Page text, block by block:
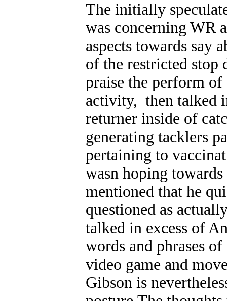
The initially
was concerning WR
aspects towards say
of the restricted
praise the perform of
activity, then talked
returner inside of
generating tacklers
pertaining to
wasn hoping
mentioned that he
questioned as
talked in excess of
words and phrases
video game and
Gibson is